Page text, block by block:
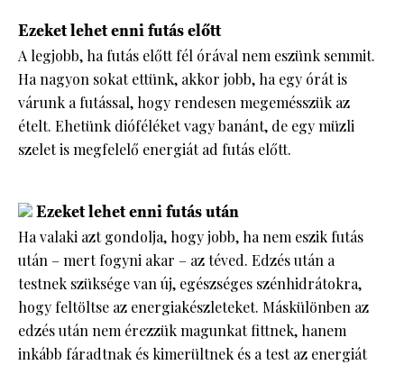
Ezeket lehet enni futás előtt
A legjobb, ha futás előtt fél órával nem eszünk semmit.
Ha nagyon sokat ettünk, akkor jobb, ha egy órát is
várunk a futással, hogy rendesen megemésszük az
ételt. Ehetünk dióféléket vagy banánt, de egy müzli
szelet is megfelelő energiát ad futás előtt.
Ezeket lehet enni futás után
Ha valaki azt gondolja, hogy jobb, ha nem eszik futás
után – mert fogyni akar – az téved. Edzés után a
testnek szüksége van új, egészséges szénhidrátokra,
hogy feltöltse az energiakészleteket. Máskülönben az
edzés után nem érezzük magunkat fittnek, hanem
inkább fáradtnak és kimerültnek és a test az energiát